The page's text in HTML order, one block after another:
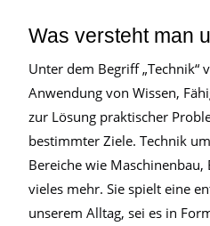
Was versteht man
Unter dem Begriff „Technik“
Anwendung von Wissen,
zur Lösung praktischer
bestimmter Ziele. Technik
Bereiche wie
vieles mehr. Sie spielt eine
unserem Alltag, sei es in